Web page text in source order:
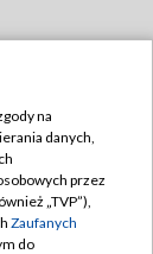
na
danych,
przez
„TVP”),
Zaufanych
do